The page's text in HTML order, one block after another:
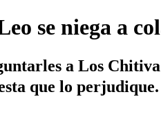
se niega a
a Los
que lo perjudique.